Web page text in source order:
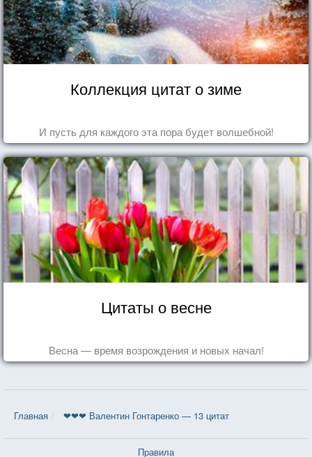
Коллекция цитат о зиме
И пусть для каждого эта пора будет волшебной!
Цитаты о весне
Весна — время возрождения и новых начал!
Главная ❤❤❤ Валентин Гонтаренко — 13 цитат
Правила